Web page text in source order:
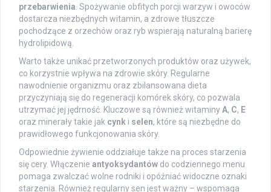
przebarwienia . Spożywanie obfitych porcji warzyw i owoców
dostarcza niezbędnych witamin, a zdrowe tłuszcze
pochodzące z orzechów oraz ryb wspierają naturalną barierę
hydrolipidową.
Warto także unikać przetworzonych produktów oraz używek,
co korzystnie wpływa na zdrowie skóry. Regularne
nawodnienie organizmu oraz zbilansowana dieta
przyczyniają się do regeneracji komórek skóry, co pozwala
utrzymać jej jędrność. Kluczowe są również witaminyA, C, E
oraz minerały takie jak cynk i selen, które są niezbędne do
prawidłowego funkcjonowania skóry.
Odpowiednie żywienie oddziałuje także na proces starzenia
się cery. Włączenie antyoksydantów do codziennego menu
pomaga zwalczać wolne rodniki i opóźniać widoczne oznaki
starzenia. Również regularny sen jest ważny – wspomaga